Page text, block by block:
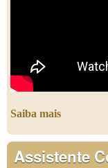
Saiba mais
Assistente